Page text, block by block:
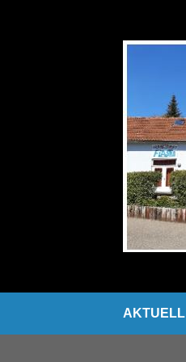
AKTUELL